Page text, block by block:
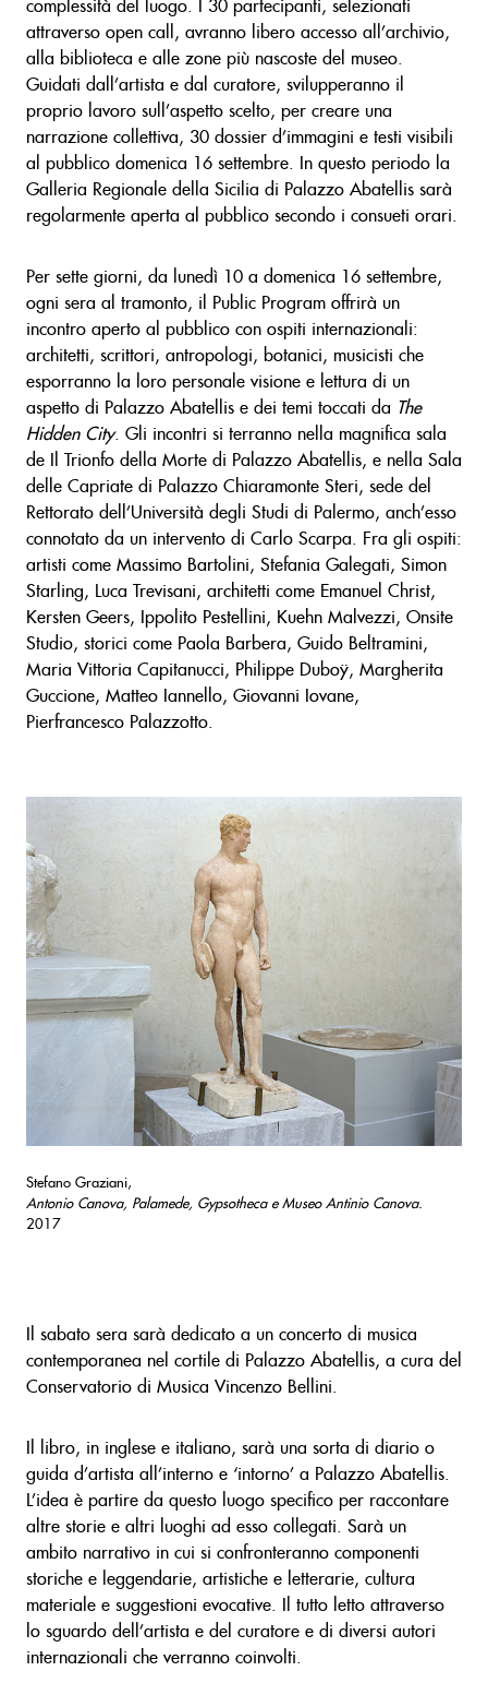
complessità del luogo. I 30 partecipanti, selezionati
attraverso open call, avranno libero accesso all’archivio,
alla biblioteca e alle zone più nascoste del museo.
Guidati dall’artista e dal curatore, svilupperanno il
proprio lavoro sull’aspetto scelto, per creare una
narrazione collettiva, 30 dossier d’immagini e testi visibili
al pubblico domenica 16 settembre. In questo periodo la
Galleria Regionale della Sicilia di Palazzo Abatellis sarà
regolarmente aperta al pubblico secondo i consueti orari.
Per sette giorni, da lunedì 10 a domenica 16 settembre,
ogni sera al tramonto, il Public Program offrirà un
incontro aperto al pubblico con ospiti internazionali:
architetti, scrittori, antropologi, botanici, musicisti che
esporranno la loro personale visione e lettura di un
aspetto di Palazzo Abatellis e dei temi toccati da The
Hidden City. Gli incontri si terranno nella magnifica sala
de Il Trionfo della Morte di Palazzo Abatellis, e nella Sala
delle Capriate di Palazzo Chiaramonte Steri, sede del
Rettorato dell’Università degli Studi di Palermo, anch’esso
connotato da un intervento di Carlo Scarpa. Fra gli ospiti:
artisti come Massimo Bartolini, Stefania Galegati, Simon
Starling, Luca Trevisani, architetti come Emanuel Christ,
Kersten Geers, Ippolito Pestellini, Kuehn Malvezzi, Onsite
Studio, storici come Paola Barbera, Guido Beltramini,
Maria Vittoria Capitanucci, Philippe Duboÿ, Margherita
Guccione, Matteo Iannello, Giovanni Iovane,
Pierfrancesco Palazzotto.
Stefano Graziani,
Antonio Canova, Palamede, Gypsotheca e Museo Antinio Canova.
2017
Il sabato sera sarà dedicato a un concerto di musica
contemporanea nel cortile di Palazzo Abatellis, a cura del
Conservatorio di Musica Vincenzo Bellini.
Il libro, in inglese e italiano, sarà una sorta di diario o
guida d’artista all’interno e ‘intorno’ a Palazzo Abatellis.
L’idea è partire da questo luogo specifico per raccontare
altre storie e altri luoghi ad esso collegati. Sarà un
ambito narrativo in cui si confronteranno componenti
storiche e leggendarie, artistiche e letterarie, cultura
materiale e suggestioni evocative. Il tutto letto attraverso
lo sguardo dell’artista e del curatore e di diversi autori
internazionali che verranno coinvolti.